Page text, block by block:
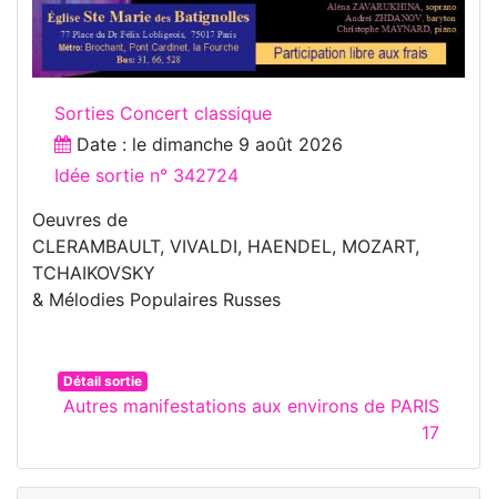
Sorties Concert classique
Date : le dimanche 9 août 2026
Idée sortie n° 342724
Oeuvres de
CLERAMBAULT, VIVALDI, HAENDEL, MOZART,
TCHAIKOVSKY
& Mélodies Populaires Russes
Détail sortie
Autres manifestations aux environs de PARIS
17